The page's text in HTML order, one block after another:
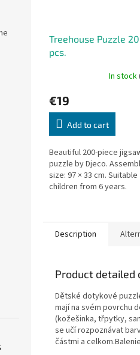
Treehouse Puzzle
pcs.
In stock
€19
Add to cart
Beautiful 200-piece
puzzle by Djeco.
size: 97 × 33 cm.
children from 6 years.
Description
Product detailed
Dětské dotykové
mají na svém povrchu
(kožešinka, třpytky,
se učí rozpoznávat
částmi a